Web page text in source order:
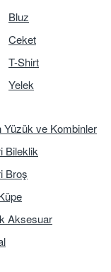
Bluz
Ceket
T-Shirt
Yelek
Yüzük ve Kombinler
Bileklik
Broş
Aksesuar